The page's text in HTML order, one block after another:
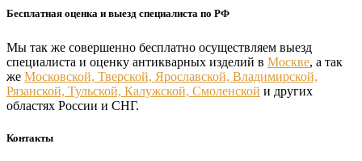
Бесплатная оценка и выезд специалиста по РФ
Мы так же совершенно бесплатно осуществляем выезд
специалиста и оценку антикварных изделий в Москве, а так
же Московской, Тверской, Ярославской, Владимирской,
Рязанской, Тульской, Калужской, Смоленской и других
областях России и СНГ.
Контакты